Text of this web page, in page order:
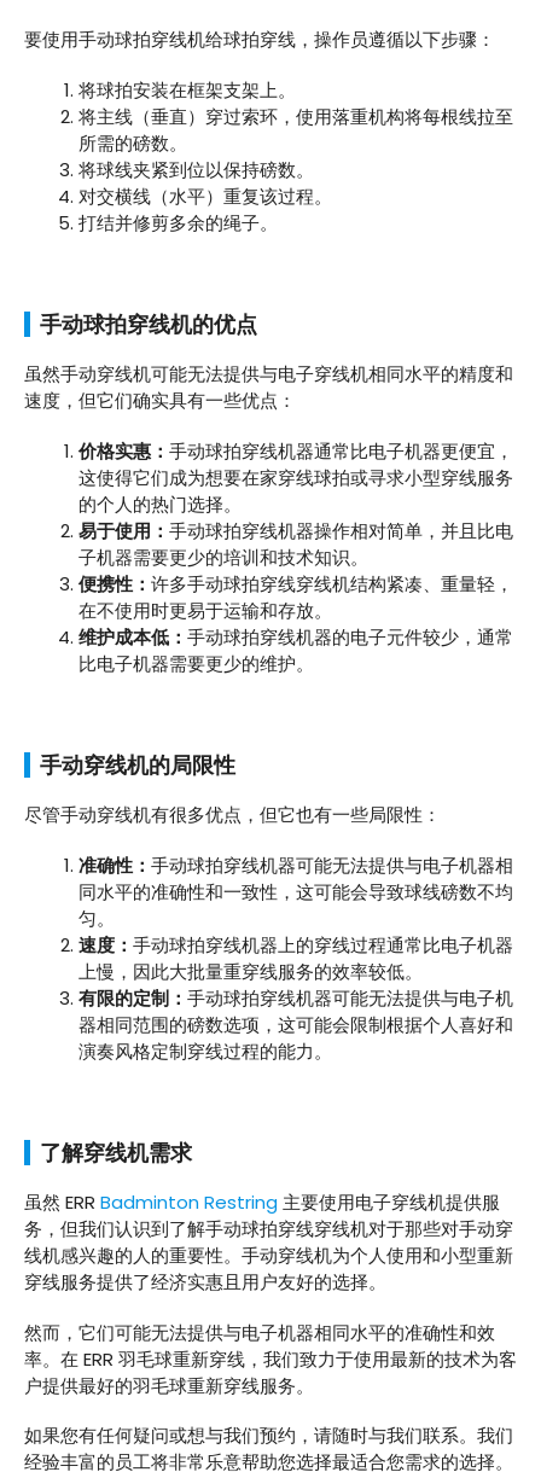
要使用手动球拍穿线机给球拍穿线，操作员遵循以下步骤：
将球拍安装在框架支架上。
将主线（垂直）穿过索环，使用落重机构将每根线拉至
所需的磅数。
将球线夹紧到位以保持磅数。
对交横线（水平）重复该过程。
打结并修剪多余的绳子。
手动球拍穿线机的优点
虽然手动穿线机可能无法提供与电子穿线机相同水平的精度和
速度，但它们确实具有一些优点：
价格实惠： 手动球拍穿线机器通常比电子机器更便宜，
这使得它们成为想要在家穿线球拍或寻求小型穿线服务
的个人的热门选择。
易于使用： 手动球拍穿线机器操作相对简单，并且比电
子机器需要更少的培训和技术知识。
便携性： 许多手动球拍穿线穿线机结构紧凑、重量轻，
在不使用时更易于运输和存放。
维护成本低： 手动球拍穿线机器的电子元件较少，通常
比电子机器需要更少的维护。
手动穿线机的局限性
尽管手动穿线机有很多优点，但它也有一些局限性：
准确性： 手动球拍穿线机器可能无法提供与电子机器相
同水平的准确性和一致性，这可能会导致球线磅数不均
匀。
速度： 手动球拍穿线机器上的穿线过程通常比电子机器
上慢，因此大批量重穿线服务的效率较低。
有限的定制： 手动球拍穿线机器可能无法提供与电子机
器相同范围的磅数选项，这可能会限制根据个人喜好和
演奏风格定制穿线过程的能力。
了解穿线机需求
虽然 ERR Badminton Restring主要使用电子穿线机提供服
务，但我们认识到了解手动球拍穿线穿线机对于那些对手动穿
线机感兴趣的人的重要性。手动穿线机为个人使用和小型重新
穿线服务提供了经济实惠且用户友好的选择。
然而，它们可能无法提供与电子机器相同水平的准确性和效
率。在 ERR 羽毛球重新穿线，我们致力于使用最新的技术为客
户提供最好的羽毛球重新穿线服务。
如果您有任何疑问或想与我们预约，请随时与我们联系。我们
经验丰富的员工将非常乐意帮助您选择最适合您需求的选择。